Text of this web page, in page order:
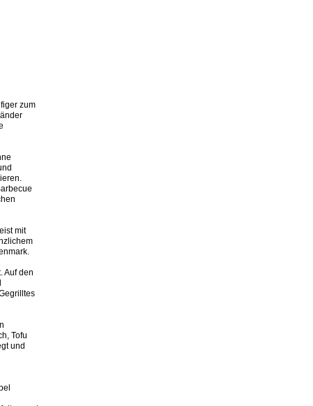
zum
mit
Auf den
Tofu
und